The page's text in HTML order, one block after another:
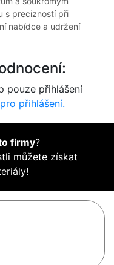
s precizností při
nabídce a udržení
pouze přihlášení
přihlášení.
firmy?
můžete získat